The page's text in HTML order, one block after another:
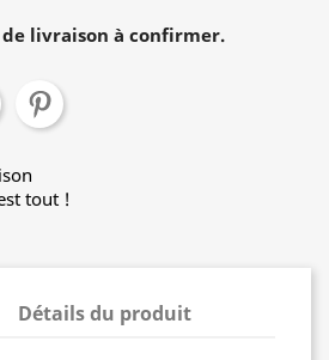
livraison à confirmer.
tout !
Détails du produit